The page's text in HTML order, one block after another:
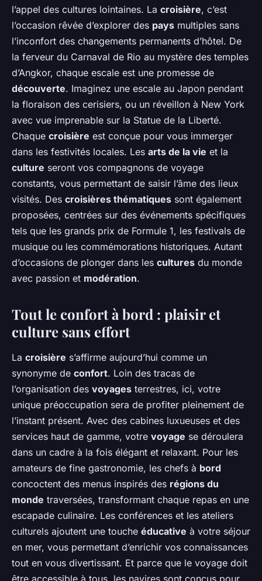
l’appel des cultures lointaines. La croisière, c’est
l’occasion rêvée d’explorer des pays multiples sans
l’inconfort des changements permanents d’hôtel. De
la ferveur du Carnaval de Rio au mystère des temples
d’Angkor, chaque escale est une promesse de
découverte. Imaginez une escale au Japon pendant
la floraison des cerisiers, ou un réveillon à New York
avec vue imprenable sur la Statue de la Liberté.
Chaque croisière est conçue pour vous immerger
dans les festivités locales. Les arts de la vie et la
culture seront vos compagnons de voyage
constants, vous permettant de saisir l’âme des lieux
visités. Des croisières thématiques sont également
proposées, centrées sur des événements spécifiques
tels que les grands prix de Formule 1, les festivals de
musique ou les commémorations historiques. Autant
d’occasions de plonger dans les cultures du monde
avec passion et modération.
Tout le confort à bord : plaisir et
culture sans effort
La croisière s’affirme aujourd’hui comme un
synonyme de confort. Loin des tracas de
l’organisation des voyages terrestres, ici, votre
unique préoccupation sera de profiter pleinement de
l’instant présent. Avec des cabines luxueuses et des
services haut de gamme, votre voyage se déroulera
dans un cadre à la fois élégant et relaxant. Pour les
amateurs de fine gastronomie, les chefs à bord
concoctent des menus inspirés des régions du
monde traversées, transformant chaque repas en une
escapade culinaire. Les conférences et les ateliers
culturels ajoutent une touche éducative à votre séjour
en mer, vous permettant d’enrichir vos connaissances
tout en vous divertissant. Et parce que le voyage doit
être accessible à tous, les navires sont conçus pour